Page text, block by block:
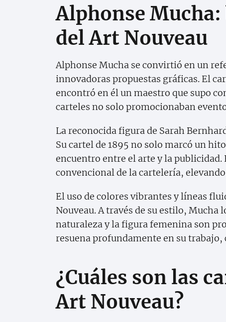
Alphonse
del Art Nouveau
Alphonse Mucha se convirtió en un
innovadoras propuestas gráficas. El
encontró en él un maestro que supo
carteles no solo promocionaban
La reconocida figura de Sarah
Su cartel de 1895 no solo marcó un
encuentro entre el arte y la
convencional de la cartelería,
El uso de colores vibrantes y líneas
Nouveau. A través de su estilo,
naturaleza y la figura femenina son
resuena profundamente en su
¿Cuáles son las
Art Nouveau?